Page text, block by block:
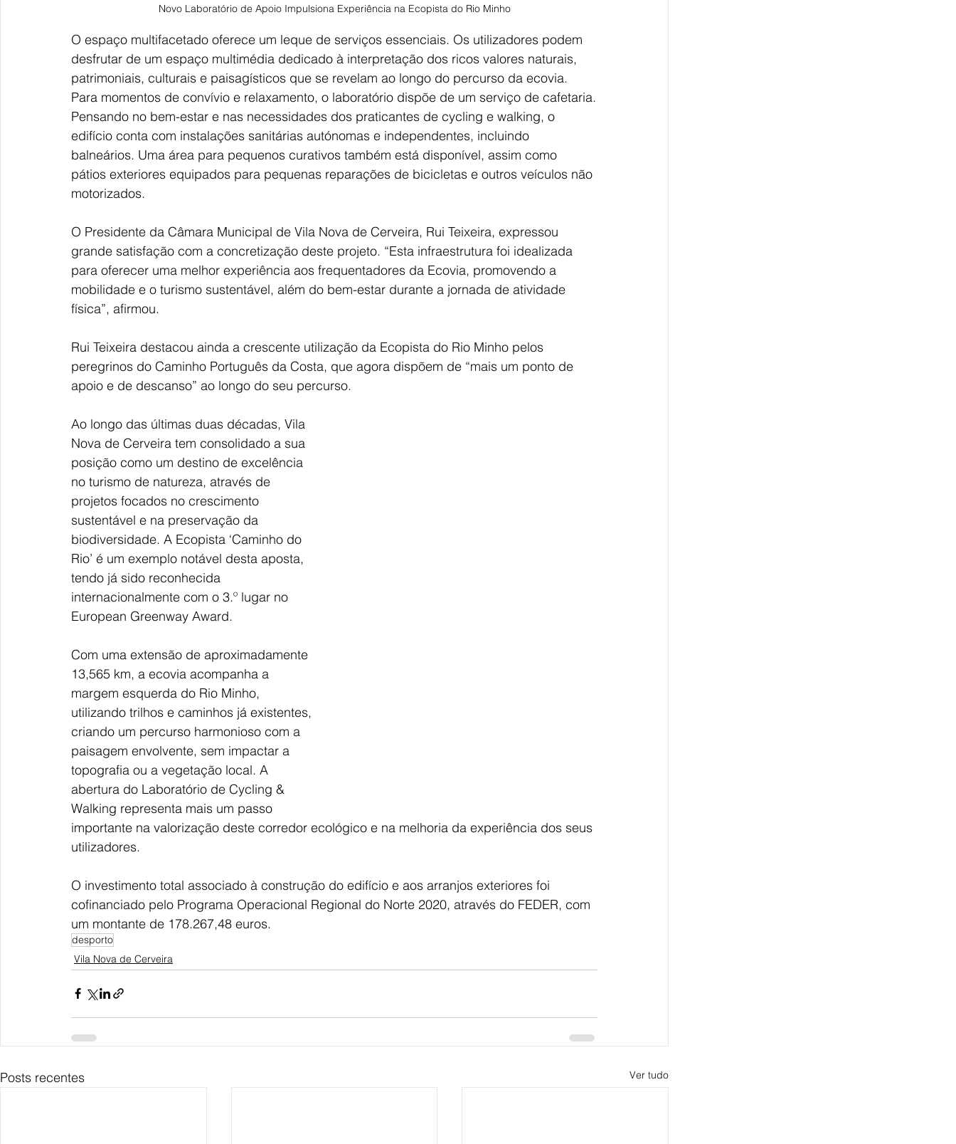
Novo Laboratório de Apoio Impulsiona Experiência na Ecopista do Rio Minho
O espaço multifacetado oferece um leque de serviços essenciais. Os utilizadores podem
desfrutar de um espaço multimédia dedicado à interpretação dos ricos valores naturais,
patrimoniais, culturais e paisagísticos que se revelam ao longo do percurso da ecovia.
Para momentos de convívio e relaxamento, o laboratório dispõe de um serviço de cafetaria.
Pensando no bem-estar e nas necessidades dos praticantes de cycling e walking, o
edifício conta com instalações sanitárias autónomas e independentes, incluindo
balneários. Uma área para pequenos curativos também está disponível, assim como
pátios exteriores equipados para pequenas reparações de bicicletas e outros veículos não
motorizados.
O Presidente da Câmara Municipal de Vila Nova de Cerveira, Rui Teixeira, expressou
grande satisfação com a concretização deste projeto. “Esta infraestrutura foi idealizada
para oferecer uma melhor experiência aos frequentadores da Ecovia, promovendo a
mobilidade e o turismo sustentável, além do bem-estar durante a jornada de atividade
física”, afirmou.
Rui Teixeira destacou ainda a crescente utilização da Ecopista do Rio Minho pelos
peregrinos do Caminho Português da Costa, que agora dispõem de “mais um ponto de
apoio e de descanso” ao longo do seu percurso.
Ao longo das últimas duas décadas, Vila
Nova de Cerveira tem consolidado a sua
posição como um destino de excelência
no turismo de natureza, através de
projetos focados no crescimento
sustentável e na preservação da
biodiversidade. A Ecopista ‘Caminho do
Rio’ é um exemplo notável desta aposta,
tendo já sido reconhecida
internacionalmente com o 3.º lugar no
European Greenway Award.
Com uma extensão de aproximadamente
13,565 km, a ecovia acompanha a
margem esquerda do Rio Minho,
utilizando trilhos e caminhos já existentes,
criando um percurso harmonioso com a
paisagem envolvente, sem impactar a
topografia ou a vegetação local. A
abertura do Laboratório de Cycling &
Walking representa mais um passo
importante na valorização deste corredor ecológico e na melhoria da experiência dos seus
utilizadores.
O investimento total associado à construção do edifício e aos arranjos exteriores foi
cofinanciado pelo Programa Operacional Regional do Norte 2020, através do FEDER, com
um montante de 178.267,48 euros.
desporto
Vila Nova de Cerveira
Posts recentes Ver tudo